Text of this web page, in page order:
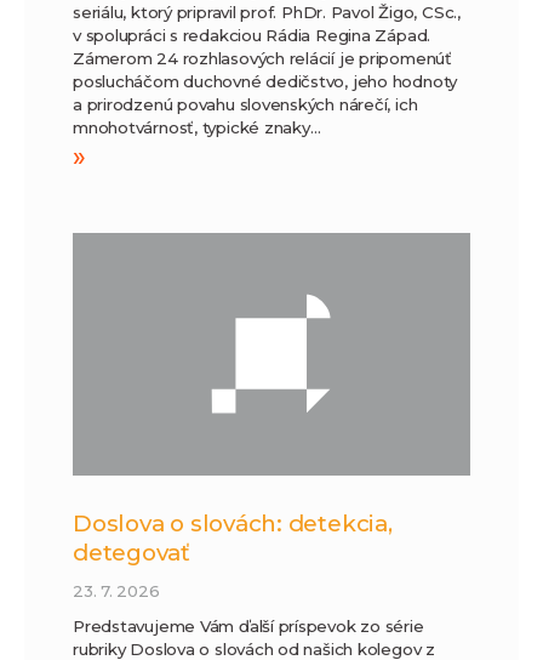
seriálu, ktorý pripravil prof. PhDr. Pavol Žigo, CSc.,
v spolupráci s redakciou Rádia Regina Západ.
Zámerom 24 rozhlasových relácií je pripomenúť
poslucháčom duchovné dedičstvo, jeho hodnoty
a prirodzenú povahu slovenských nárečí, ich
mnohotvárnosť, typické znaky…
»
Doslova o slovách: detekcia,
detegovať
23. 7. 2026
Predstavujeme Vám ďalší príspevok zo série
rubriky Doslova o slovách od našich kolegov z